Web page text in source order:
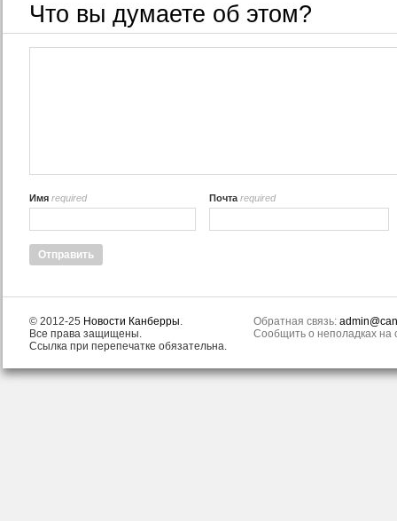
Что вы думаете об этом?
Имя required Почта required
© 2012-25 Новости Канберры.
Все права защищены.
Ссылка при перепечатке обязательна.
Обратная связь:
Сообщить о неполадках на